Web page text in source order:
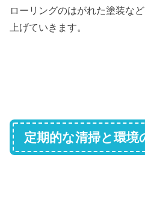
ローリングのはがれた塗装な
上げていきます。
定期的な清掃と環境